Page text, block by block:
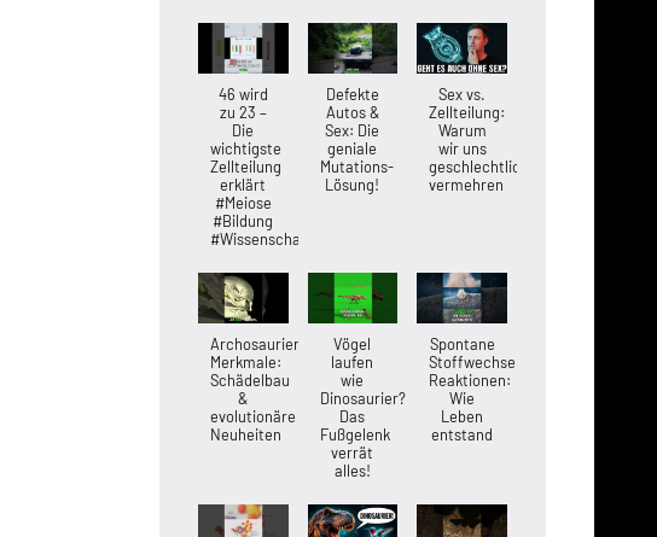
46 wird
zu 23 –
Die
wichtigste
Zellteilung
erklärt
#Meiose
#Bildung
#Wissenschaft
Defekte
Autos &
Sex: Die
geniale
Mutations-
Lösung!
Sex vs.
Zellteilung:
Warum
wir uns
geschlechtlich
vermehren
Archosaurier-
Merkmale:
Schädelbau
&
evolutionäre
Neuheiten
Vögel
laufen
wie
Dinosaurier?
Das
Fußgelenk
verrät
alles!
Spontane
Stoffwechsel-
Reaktionen:
Wie
Leben
entstand